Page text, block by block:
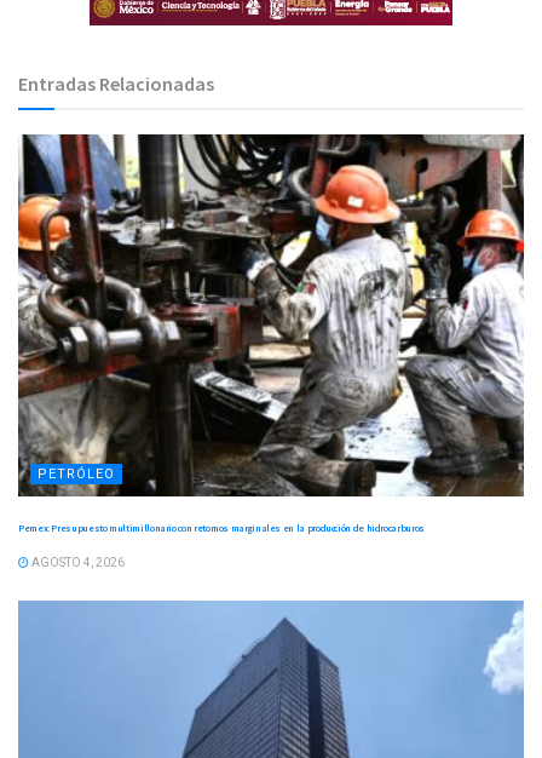
Entradas Relacionadas
PETRÓLEO
Pemex: Presupuesto multimillonario con retornos marginales en la producción de hidrocarburos
AGOSTO 4, 2026